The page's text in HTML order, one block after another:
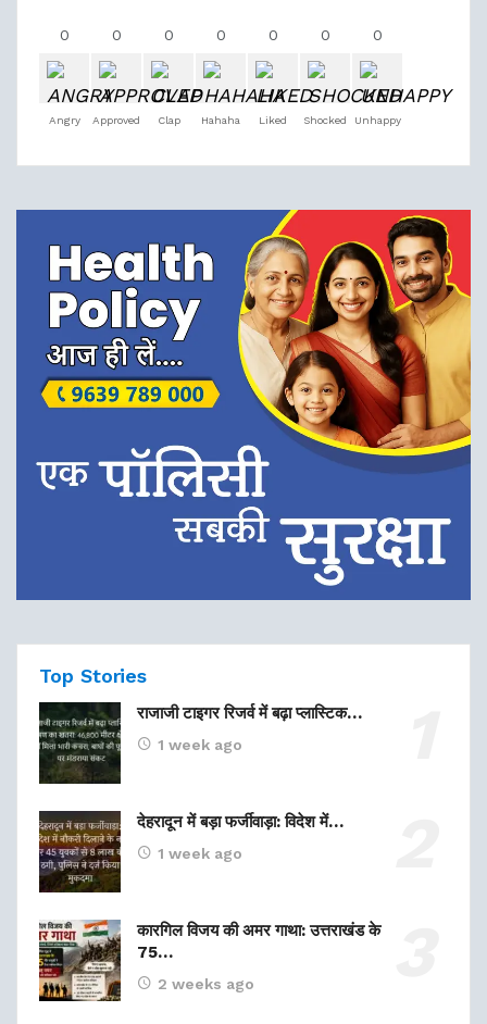
0
Angry
0
Approved
0
Clap
0
Hahaha
0
Liked
0
Shocked
0
Unhappy
Top Stories
राजाजी टाइगर रिजर्व में बढ़ा प्लास्टिक…
1 week ago
देहरादून में बड़ा फर्जीवाड़ा: विदेश में…
1 week ago
कारगिल विजय की अमर गाथा: उत्तराखंड के
75…
2 weeks ago